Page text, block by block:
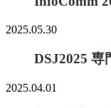
2025.05.30
DSJ2025 専
2025.04.01